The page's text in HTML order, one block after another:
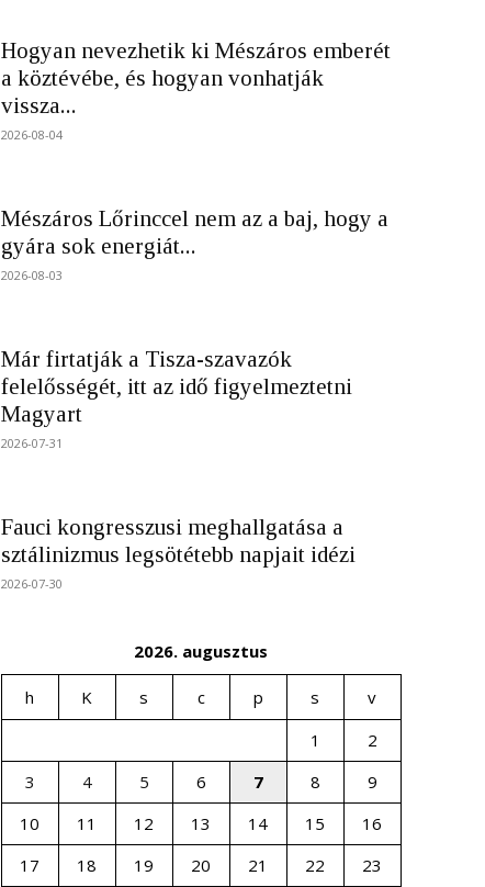
Hogyan nevezhetik ki Mészáros emberét
a köztévébe, és hogyan vonhatják
vissza...
2026-08-04
Mészáros Lőrinccel nem az a baj, hogy a
gyára sok energiát...
2026-08-03
Már firtatják a Tisza-szavazók
felelősségét, itt az idő figyelmeztetni
Magyart
2026-07-31
Fauci kongresszusi meghallgatása a
sztálinizmus legsötétebb napjait idézi
2026-07-30
2026. augusztus
h K s c p s
v
1
2
3
4 5 6 7 8
9
10
11 12 13 14 15
16
17
18 19 20 21 22
23